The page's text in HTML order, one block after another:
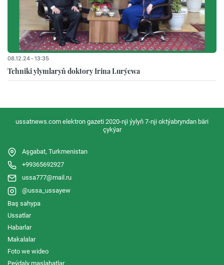
08.12.24 - 13:35
Tehniki ylymlaryň doktory Irina Lurýewa
ussatnews.com elektron gazeti 2020-nji ýylyň 7-nji oktýabryndan bäri
çykýar
Aşgabat, Turkmenistan
+99365692927
ussa777@mail.ru
@ussa_ussayew
Baş sahypa
Ussatlar
Habarlar
Makalalar
Foto we wideo
Peýdaly maslahatlar